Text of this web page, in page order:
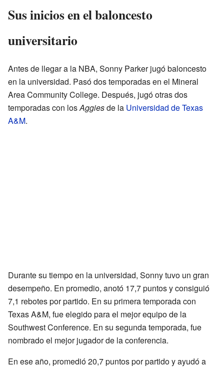
Sus inicios en el baloncesto
universitario
Antes de llegar a la NBA, Sonny Parker jugó baloncesto
en la universidad. Pasó dos temporadas en el Mineral
Area Community College. Después, jugó otras dos
temporadas con losAggiesde la Universidad de Texas
A&M.
Durante su tiempo en la universidad, Sonny tuvo un gran
desempeño. En promedio, anotó 17,7 puntos y consiguió
7,1 rebotes por partido. En su primera temporada con
Texas A&M, fue elegido para el mejor equipo de la
Southwest Conference. En su segunda temporada, fue
nombrado el mejor jugador de la conferencia.
En ese año, promedió 20,7 puntos por partido y ayudó a